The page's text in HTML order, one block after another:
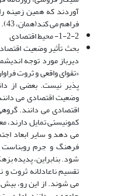
آوردند که همین زمینه
فراهم مى کند(همان، 43).
1-2-2- محیط اقتصادى
بحث تأثیر وضعیت
دیرباز مورد توجه
«تقواى واقعى و ثروت
پذیر نیست. بعضى از
وضعیت اقتصادى مى دانند
اقتصادى مى دانند.
کمونیستى تمایل دارند،
مى دهد و سایر ابعاد
فرهنگ و جرم
شود. بنابراین، پدیده
تقسیم ناعادلانه ثروت و
مى شوند. از این رو،